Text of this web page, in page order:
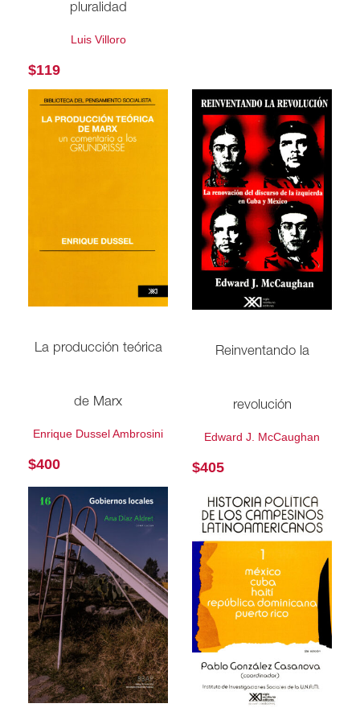
pluralidad
Luis Villoro
$119
La producción teórica
de Marx
Enrique Dussel Ambrosini
$400
Reinventando la
revolución
Edward J. McCaughan
$405